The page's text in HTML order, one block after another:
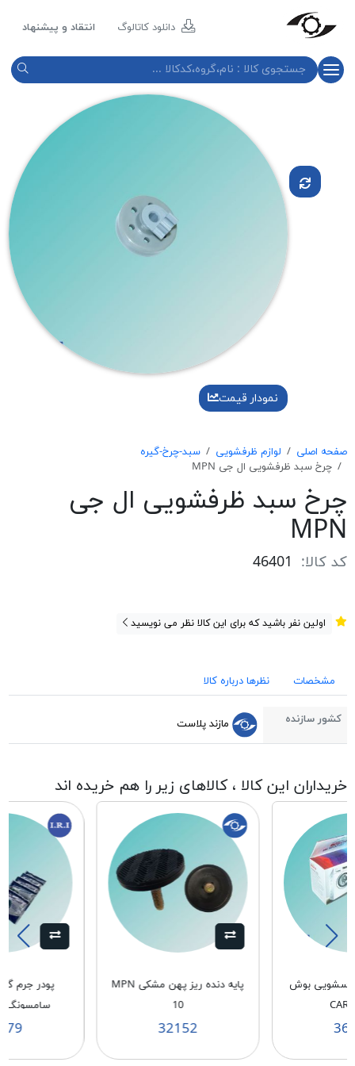
دانلود کاتالوگ انتقاد و پیشنهاد
نمودار قیمت
صفحه اصلی لوازم ظرفشویی
سبد-چرخ-گیره
چرخ سبد ظرفشويی ال جی MPN
چرخ سبد ظرفشويی ال جی
MPN
کد کالا: 46401
اولین نفر باشید که برای این کالا نظر می نویسید
مشخصات نظرها درباره کالا
کشور سازنده مازند پلاست
خریداران این کالا ، کالاهای زیر را هم خریده اند
بوش
پایه دنده ریز پهن مشکی MPN
10
32152
پودر جرم
سامسونگ CARBONA